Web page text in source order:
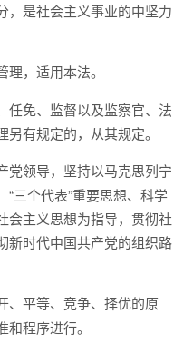
，是社会主义事业的中坚力
，适用本法。
任免、监督以及监察官、法
有规定的，从其规定。
领导，坚持以马克思列宁
三个代表”重要思想、科学
会主义思想为指导，贯彻社
新时代中国共产党的组织路
、平等、竞争、择优的原
程序进行。